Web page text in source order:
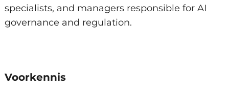
Apply compliance strategies in real-world
scenarios
compliance
specialists, and managers responsible for AI
governance and regulation.
Voorkennis